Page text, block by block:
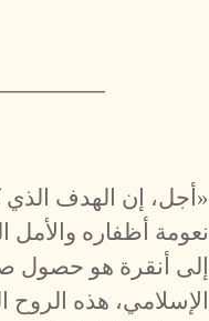
«أجل، إن الهدف الذي
نعومة أظفاره
إلى أنقرة هو حصول
الإسلامي، هذه